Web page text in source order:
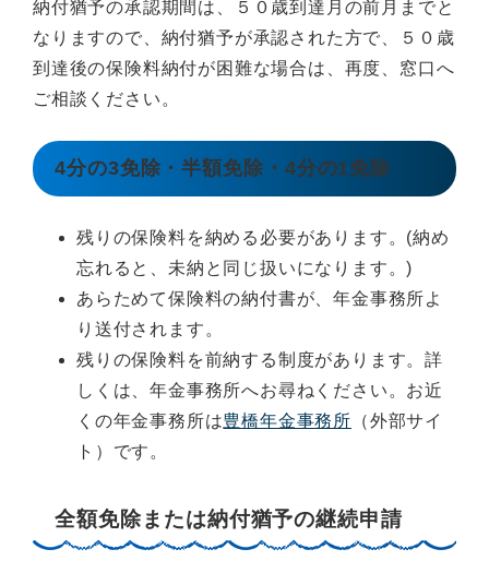
納付猶予の承認期間は、５０歳到達月の前月までと
なりますので、納付猶予が承認された方で、５０歳
到達後の保険料納付が困難な場合は、再度、窓口へ
ご相談ください。
4分の3免除・半額免除・4分の1免除
残りの保険料を納める必要があります。(納め
忘れると、未納と同じ扱いになります。)
あらためて保険料の納付書が、年金事務所よ
り送付されます。
残りの保険料を前納する制度があります。詳
しくは、年金事務所へお尋ねください。お近
くの年金事務所は豊橋年金事務所 （外部サイ
ト）です。
全額免除または納付猶予の継続申請